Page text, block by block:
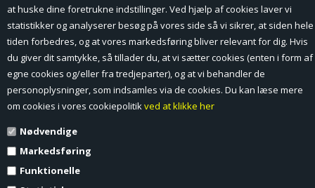
at huske dine foretrukne indstillinger. Ved hjælp af cookies laver vi
statistikker og analyserer besøg på vores side så vi sikrer, at siden hele
tiden forbedres, og at vores markedsføring bliver relevant for dig. Hvis
du giver dit samtykke, så tillader du, at vi sætter cookies (enten i form af
egne cookies og/eller fra tredjeparter), og at vi behandler de
personoplysninger, som indsamles via de cookies. Du kan læse mere
om cookies i vores cookiepolitikved at klikke her
Nødvendige
Markedsføring
Funktionelle
Min Konto
Nyheder
Vilkår og betingelser
Profil
Erhverv log ind (B2B)